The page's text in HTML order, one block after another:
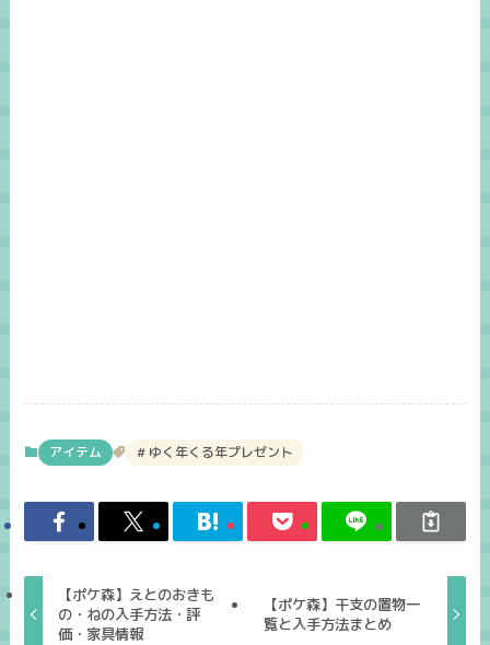
アイテム ゆく年くる年プレゼント
【ポケ森】えとのおきも
の・ねの入手方法・評
価・家具情報
【ポケ森】干支の置物一
覧と入手方法まとめ